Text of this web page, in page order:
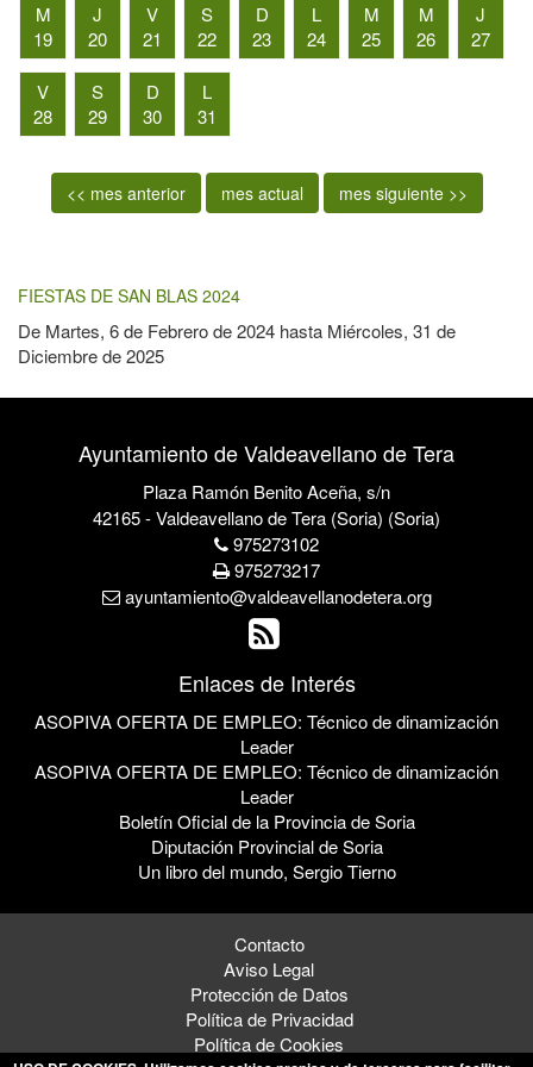
M
19
J
20
V
21
S
22
D
23
L
24
M
25
M
26
J
27
V
28
S
29
D
30
L
31
<< mes anterior mes actual mes siguiente >>
FIESTAS DE SAN BLAS 2024
De Martes, 6 de Febrero de 2024 hasta Miércoles, 31 de
Diciembre de 2025
Ayuntamiento de Valdeavellano de Tera
Plaza Ramón Benito Aceña, s/n
42165 - Valdeavellano de Tera (Soria) (Soria)
975273102
975273217
ayuntamiento@valdeavellanodetera.org
Enlaces de Interés
ASOPIVA OFERTA DE EMPLEO: Técnico de dinamización
Leader
ASOPIVA OFERTA DE EMPLEO: Técnico de dinamización
Leader
Boletín Oficial de la Provincia de Soria
Diputación Provincial de Soria
Un libro del mundo, Sergio Tierno
Contacto
Aviso Legal
Protección de Datos
Política de Privacidad
Política de Cookies